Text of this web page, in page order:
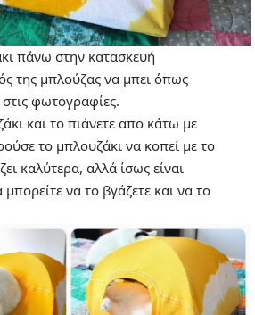
πάνω στην κατασκευή
της μπλούζας να μπει όπως
φωτογραφίες.
και το πιάνετε απο κάτω με
το μπλουζάκι να κοπεί με το
καλύτερα, αλλά ίσως είναι
μπορείτε να το βγάζετε και να το